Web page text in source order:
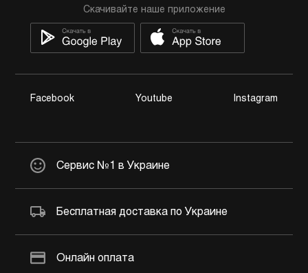
Скачивайте наше приложение
Facebook Youtube Instagram
Сервис №1 в Украине
Бесплатная доставка по Украине
Онлайн оплата